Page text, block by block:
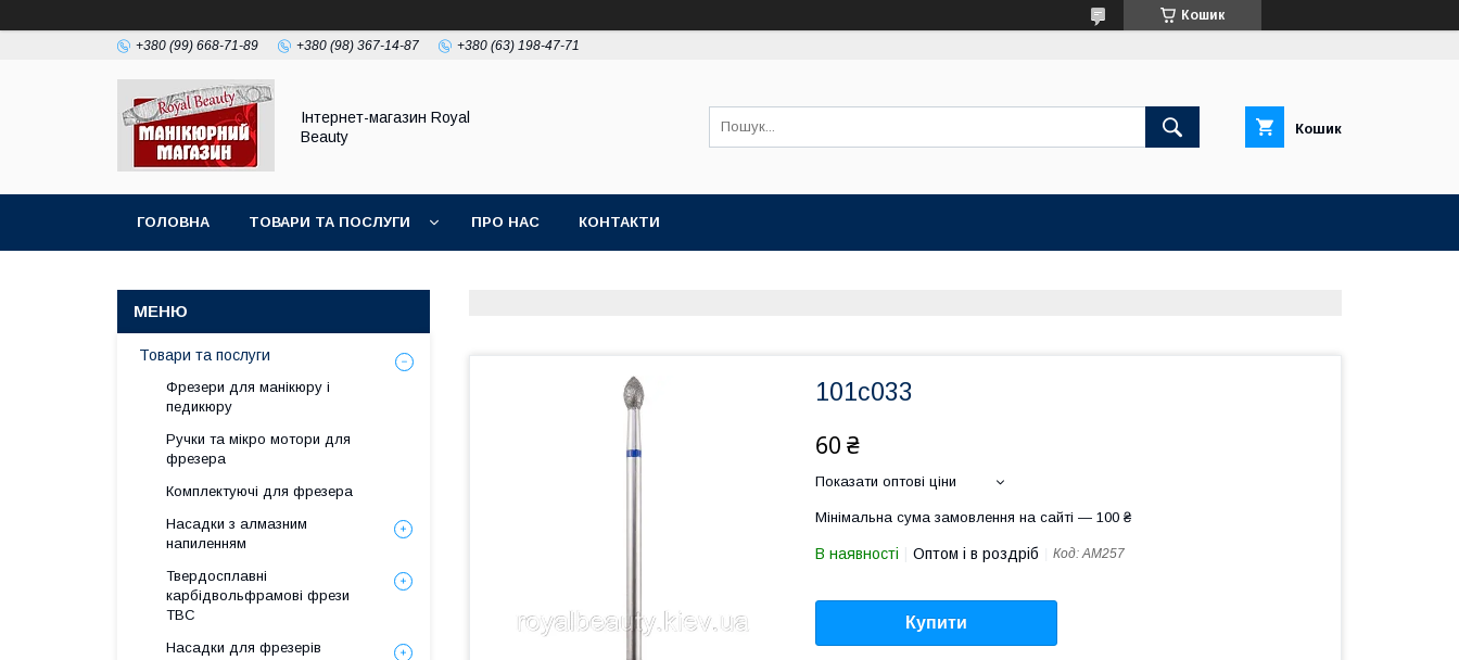
Кошик
+380 (99) 668-71-89 +380 (98) 367-14-87 +380 (63) 198-47-71
Інтернет-магазин Royal
Beauty
Кошик
ГОЛОВНА ТОВАРИ ТА ПОСЛУГИ ПРО НАС КОНТАКТИ
101с033
60 ₴
Показати оптові ціни
Мінімальна сума замовлення на сайті — 100 ₴
В наявності Оптом і в роздріб Код:АМ257
Купити
Товари та послуги
Фрезери для манікюру і
педикюру
Ручки та мікро мотори для
фрезера
Комплектуючі для фрезера
Насадки з алмазним
напиленням
Твердосплавні
карбідвольфрамові фрези
ТВС
Насадки для фрезерів